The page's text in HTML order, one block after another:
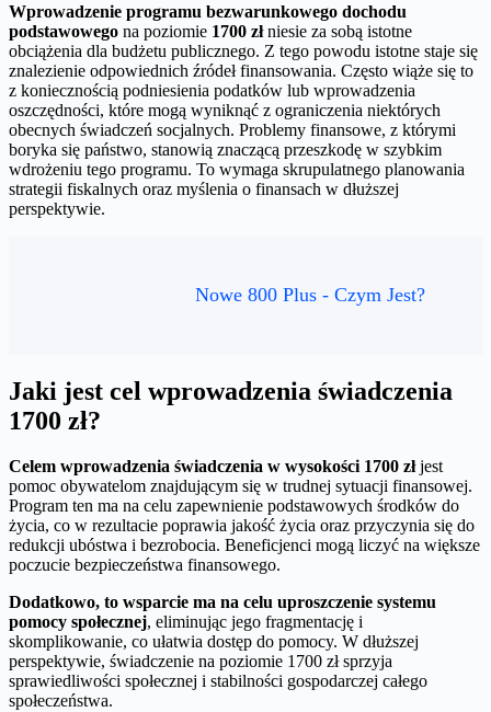
Wprowadzenie programu bezwarunkowego dochodu
podstawowego na poziomie 1700 złniesie za sobą istotne
obciążenia dla budżetu publicznego. Z tego powodu istotne staje się
znalezienie odpowiednich źródeł finansowania. Często wiąże się to
z koniecznością podniesienia podatków lub wprowadzenia
oszczędności, które mogą wyniknąć z ograniczenia niektórych
obecnych świadczeń socjalnych. Problemy finansowe, z którymi
boryka się państwo, stanowią znaczącą przeszkodę w szybkim
wdrożeniu tego programu. To wymaga skrupulatnego planowania
strategii fiskalnych oraz myślenia o finansach w dłuższej
perspektywie.
Nowe 800 Plus - Czym Jest?
Jaki jest cel wprowadzenia świadczenia
1700 zł?
Celem wprowadzenia świadczenia w wysokości 1700 złjest
pomoc obywatelom znajdującym się w trudnej sytuacji finansowej.
Program ten ma na celu zapewnienie podstawowych środków do
życia, co w rezultacie poprawia jakość życia oraz przyczynia się do
redukcji ubóstwa i bezrobocia. Beneficjenci mogą liczyć na większe
poczucie bezpieczeństwa finansowego.
Dodatkowo, to wsparcie ma na celu uproszczenie systemu
pomocy społecznej, eliminując jego fragmentację i
skomplikowanie, co ułatwia dostęp do pomocy. W dłuższej
perspektywie, świadczenie na poziomie 1700 zł sprzyja
sprawiedliwości społecznej i stabilności gospodarczej całego
społeczeństwa.